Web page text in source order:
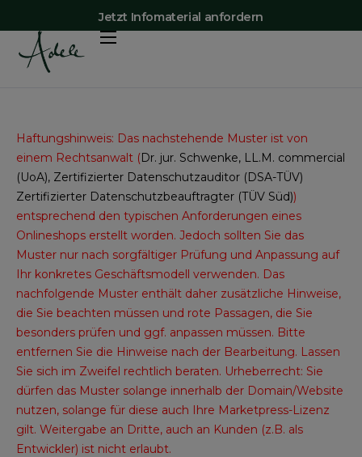
Jetzt Infomaterial anfordern
Vorteile
Preise
Adele-App
Mehr Erfahren
Kontakt
Haftungshinweis: Das nachstehende Muster ist von
einem Rechtsanwalt (Dr. jur. Schwenke, LL.M. commercial
(UoA), Zertifizierter Datenschutzauditor (DSA-TÜV)
Zertifizierter Datenschutzbeauftragter (TÜV Süd))
entsprechend den typischen Anforderungen eines
Onlineshops erstellt worden. Jedoch sollten Sie das
Muster nur nach sorgfältiger Prüfung und Anpassung auf
Ihr konkretes Geschäftsmodell verwenden. Das
nachfolgende Muster enthält daher zusätzliche Hinweise,
die Sie beachten müssen und rote Passagen, die Sie
besonders prüfen und ggf. anpassen müssen. Bitte
entfernen Sie die Hinweise nach der Bearbeitung. Lassen
Sie sich im Zweifel rechtlich beraten. Urheberrecht: Sie
dürfen das Muster solange innerhalb der Domain/Website
nutzen, solange für diese auch Ihre Marketpress-Lizenz
gilt. Weitergabe an Dritte, auch an Kunden (z.B. als
Entwickler) ist nicht erlaubt.